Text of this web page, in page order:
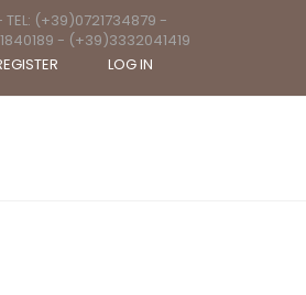
TEL: (+39)0721734879 -
- (+39)3332041419
LOG IN